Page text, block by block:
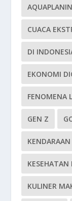
CUACA
DI
EKONOMI
FENOMENA
GEN Z
KENDARAAN
KULINER